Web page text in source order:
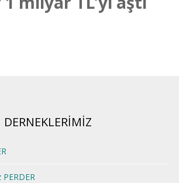
DERNEKLERİMİZ